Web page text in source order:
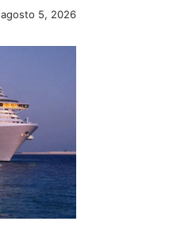
agosto 5, 2026